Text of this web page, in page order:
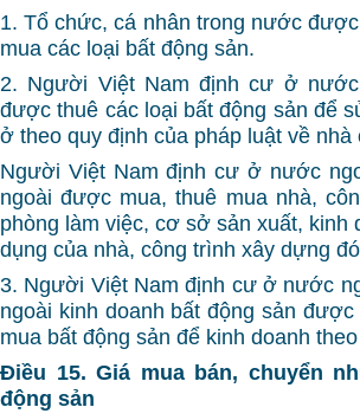
1. Tổ chức, cá nhân trong nước
mua các loại bất động sản.
2. Người Việt Nam định cư ở
được thuê các loại bất động sản để
ở theo quy định của pháp luật về nhà
Người Việt Nam định cư ở nước
ngoài được mua, thuê mua nhà,
phòng làm việc, cơ sở sản xuất, kinh
dụng của nhà, công trình xây dựng
3. Người Việt Nam định cư ở nước
ngoài kinh doanh bất động sản
mua bất động sản để kinh doanh
Điều 15. Giá mua bán, chuyển
động sản